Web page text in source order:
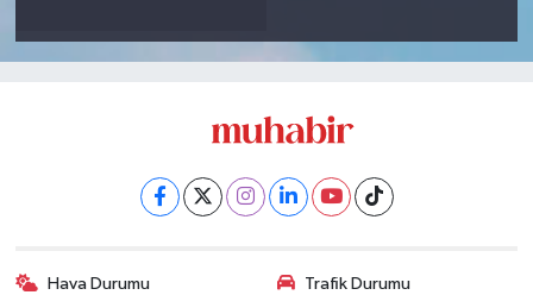
Hava Durumu Trafik Durumu